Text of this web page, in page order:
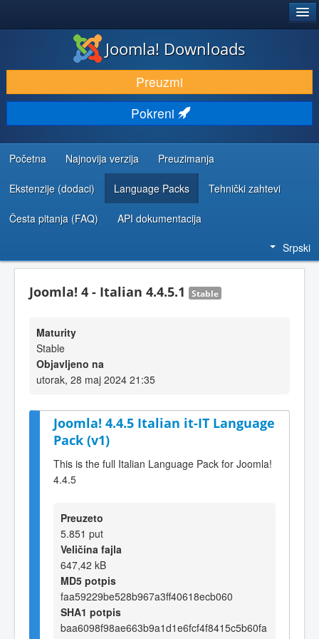
PREUZIMANJE I PROŠIRENJA (EKSTENZIJE)
OTKRIJTE I NAUČITE
ZAJEDNICA I PODRŠKA
RESURSI ZA RAZVOJ
Joomla! Downloads
Preuzmi
Pokreni
Početna Najnovija verzija Preuzimanja
Ekstenzije (dodaci) Language Packs Tehnički zahtevi
Česta pitanja (FAQ) API dokumentacija
Srpski
Joomla! 4 - Italian 4.4.5.1 Stable
Maturity
Stable
Objavljeno na
utorak, 28 maj 2024 21:35
Joomla! 4.4.5 Italian it-IT Language
Pack (v1)
This is the full Italian Language Pack for Joomla!
4.4.5
Preuzeto
5.851 put
Veličina fajla
647,42 kB
MD5 potpis
faa59229be528b967a3ff40618ecb060
SHA1 potpis
baa6098f98ae663b9a1d1e6fcf4f8415c5b60fa